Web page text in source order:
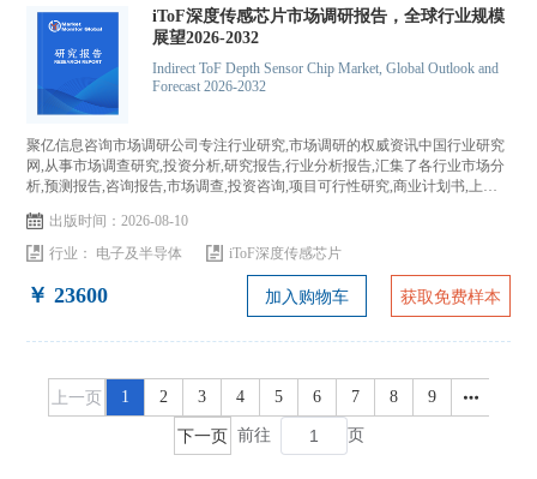
iToF深度传感芯片市场调研报告，全球行业规模
展望2026-2032
Indirect ToF Depth Sensor Chip Market, Global Outlook and
Forecast 2026-2032
聚亿信息咨询市场调研公司专注行业研究,市场调研的权威资讯中国行业研究
网,从事市场调查研究,投资分析,研究报告,行业分析报告,汇集了各行业市场分
析,预测报告,咨询报告,市场调查,投资咨询,项目可行性研究,商业计划书,上市
出版时间：2026-08-10
行业： 电子及半导体 iToF深度传感芯片
￥ 23600 加入购物车 获取免费样本
上一页 1 2 3 4 5 6 7 8 9
下一页 前往 页